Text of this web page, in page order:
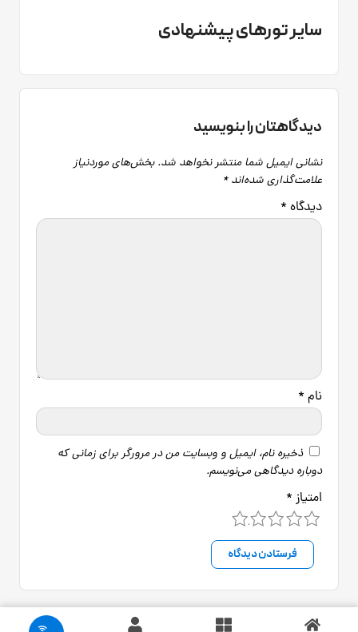
سایر تورهای پیشنهادی
دیدگاهتان را بنویسید
نشانی ایمیل شما منتشر نخواهد شد. بخش‌های موردنیاز
علامت‌گذاری شده‌اند*
دیدگاه *
نام *
ذخیره نام، ایمیل و وبسایت من در مرورگر برای زمانی که
دوباره دیدگاهی می‌نویسم.
امتیاز *
4 3 2 1